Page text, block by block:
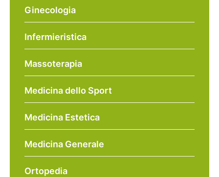
Ginecologia
Infermieristica
Massoterapia
Medicina dello Sport
Medicina Estetica
Medicina Generale
Ortopedia